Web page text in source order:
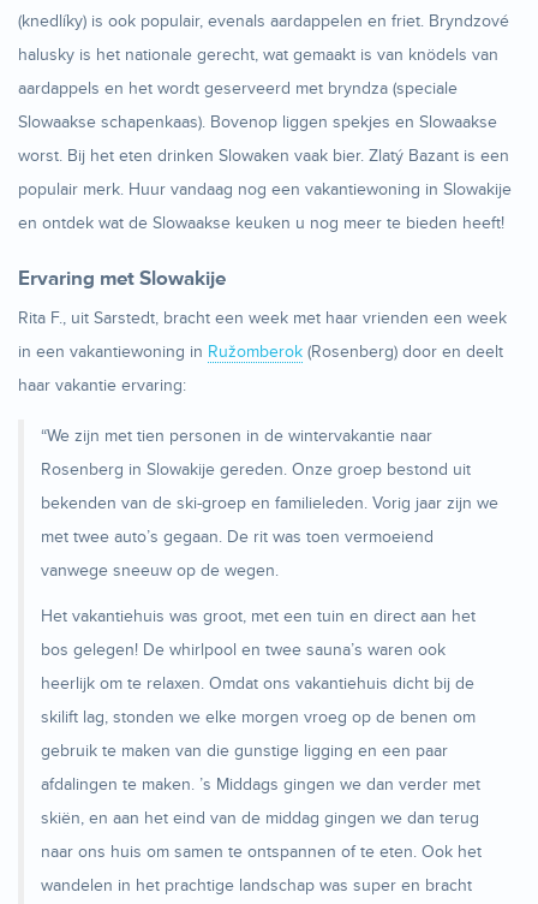
(knedlíky) is ook populair, evenals aardappelen en friet. Bryndzové
halusky is het nationale gerecht, wat gemaakt is van knödels van
aardappels en het wordt geserveerd met bryndza (speciale
Slowaakse schapenkaas). Bovenop liggen spekjes en Slowaakse
worst. Bij het eten drinken Slowaken vaak bier. Zlatý Bazant is een
populair merk. Huur vandaag nog een vakantiewoning in Slowakije
en ontdek wat de Slowaakse keuken u nog meer te bieden heeft!
Ervaring met Slowakije
Rita F., uit Sarstedt, bracht een week met haar vrienden een week
in een vakantiewoning in Ružomberok (Rosenberg) door en deelt
haar vakantie ervaring:
“We zijn met tien personen in de wintervakantie naar
Rosenberg in Slowakije gereden. Onze groep bestond uit
bekenden van de ski-groep en familieleden. Vorig jaar zijn we
met twee auto’s gegaan. De rit was toen vermoeiend
vanwege sneeuw op de wegen.
Het vakantiehuis was groot, met een tuin en direct aan het
bos gelegen! De whirlpool en twee sauna’s waren ook
heerlijk om te relaxen. Omdat ons vakantiehuis dicht bij de
skilift lag, stonden we elke morgen vroeg op de benen om
gebruik te maken van die gunstige ligging en een paar
afdalingen te maken. ’s Middags gingen we dan verder met
skiën, en aan het eind van de middag gingen we dan terug
naar ons huis om samen te ontspannen of te eten. Ook het
wandelen in het prachtige landschap was super en bracht